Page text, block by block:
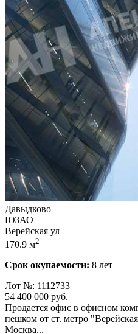
Давыдково
ЮЗАО
Верейская ул
170.9 м2
Срок окупаемости: 8 лет
Лот №: 1112733
54 400 000 руб.
Продается офис в офисном
пешком от ст. метро
Москва...